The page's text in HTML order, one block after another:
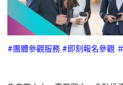
#團體參觀服務 #即刻報名參觀